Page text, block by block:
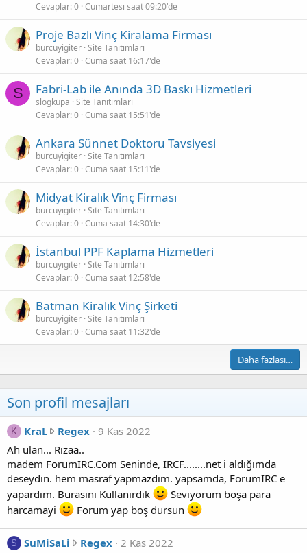
Cevaplar 0 Cumartesi saat 09:20'de
Proje Bazlı Vinç Kiralama Firması
burcuyigiter Site Tanıtımları
Cevaplar 0 Cuma saat 16:17'de
S Fabri-Lab ile Anında 3D Baskı Hizmetleri
slogkupa Site Tanıtımları
Cevaplar 0 Cuma saat 15:51'de
Ankara Sünnet Doktoru Tavsiyesi
burcuyigiter Site Tanıtımları
Cevaplar 0 Cuma saat 15:11'de
Midyat Kiralık Vinç Firması
burcuyigiter Site Tanıtımları
Cevaplar 0 Cuma saat 14:30'de
İstanbul PPF Kaplama Hizmetleri
burcuyigiter Site Tanıtımları
Cevaplar 0 Cuma saat 12:58'de
Batman Kiralık Vinç Şirketi
burcuyigiter Site Tanıtımları
Cevaplar 0 Cuma saat 11:32'de
Daha fazlası…
Son profil mesajları
K KraL Regex K
a
L
R
e
g
e
9 Kas 2022
Ah ulan... Rızaa..
madem ForumIRC.Com Seninde, IRCF........net i aldığımda
deseydin. hem masraf yapmazdim. yapsamda, ForumIRC e
yapardım. Burasini Kullanırdık
Seviyorum boşa para
harcamayi
Forum yap boş dursun
S SuMiSaLi Regex S 2 Kas 2022